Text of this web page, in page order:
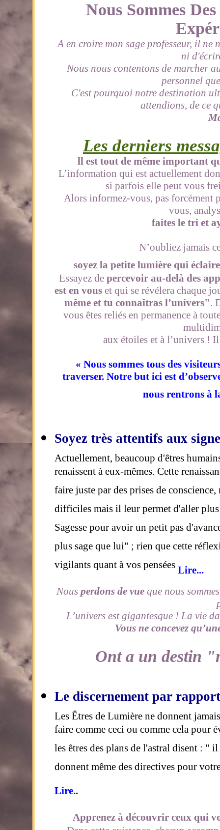
Nous Sommes
A en croire mon sage professeur, il ne
ni
Nous nous contentons de marcher
personnel
C'est pourquoi notre destination
attendions, de ce
Les derniers
ll est tout de même important
L’information qui est actuellement
si parfois elle peut vous
Alors informez-vous, pas forcément
vous,
faites le tri et
N’oubliez jamais
soyez la petite lumière qui
Essayez de percevoir au-delà des
est en vous et qui se révélera chaque
même et tu connaîtras l’univers".
vous êtes reliés en permanence à
aux étoiles et à l’univers !
« Nous sommes tous des
traverser. Notre but ici est
nous rentrons à
Soyez très attentifs aux
Actuellement, beaucoup d'êtres
renaissent à eux-mêmes. Cette
faire juste par des prises de
difficiles mais il leur permet d'aller
Sagesse pour avoir un petit pas
plus sage que lui" ; rien que cette
vigilants quant à vos pensées Lire...
Nous perdons de vue que nous
L’univers est gigantesque ! La vie
Vous ne concevez
Ont a un destin
Le discernement par rapport
Les Êtres de Lumière ne donnent
faire comme ceci ou comme cela pour
les êtres des plans de l'astral disent : "
donnent même des directives pour
Lire..
Apprenez à découvrir ceux qui